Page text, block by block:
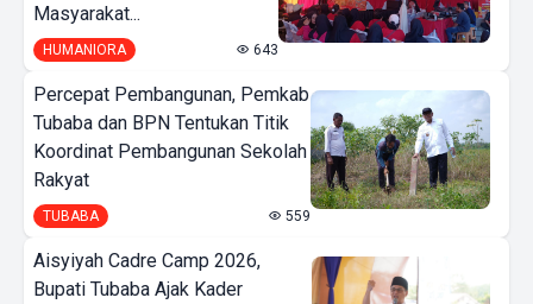
Masyarakat...
HUMANIORA 643
Percepat Pembangunan, Pemkab
Tubaba dan BPN Tentukan Titik
Koordinat Pembangunan Sekolah
Rakyat
TUBABA 559
Aisyiyah Cadre Camp 2026,
Bupati Tubaba Ajak Kader